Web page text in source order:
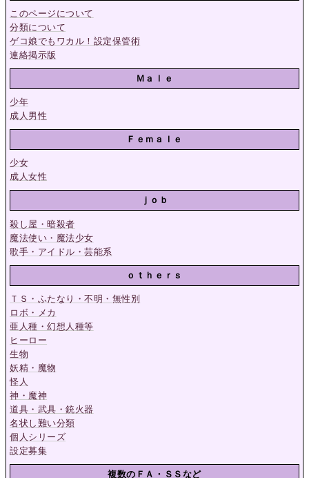
このページについて
分類について
ゲコ娘でもワカル！設定保管術
連絡掲示版
Ｍａｌｅ
少年
成人男性
Ｆｅｍａｌｅ
少女
成人女性
ｊｏｂ
殺し屋・暗殺者
魔法使い・魔法少女
歌手・アイドル・芸能系
ｏｔｈｅｒｓ
ＴＳ・ふたなり・不明・無性別
ロボ・メカ
亜人種・幻想人種等
ヒーロー
生物
妖精・魔物
怪人
神・魔神
道具・武具・銃火器
名状し難い分類
個人シリーズ
設定募集
複数のＦＡ・ＳＳなど